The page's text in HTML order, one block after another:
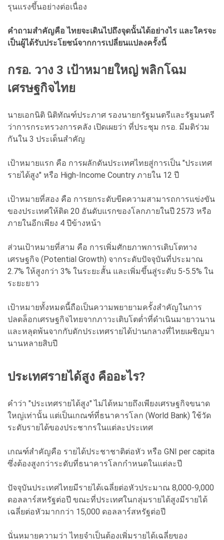
รุนแรงขึ้นอย่างต่อเนื่อง
คำถามสำคัญคือ ไทยจะเดินไปถึงจุดนั้นได้อย่างไร และใครจะ
เป็นผู้ได้รับประโยชน์จากการเปลี่ยนแปลงครั้งนี้
กรอ. วาง 3 เป้าหมายใหญ่ พลิกโฉม
เศรษฐกิจไทย
นายเอกนิติ นิติทัณฑ์ประภาศ รองนายกรัฐมนตรีและรัฐมนตรี
ว่าการกระทรวงการคลัง เปิดเผยว่า ที่ประชุม กรอ. มีมติร่วม
กันใน 3 ประเด็นสำคัญ
เป้าหมายแรก คือ การผลักดันประเทศไทยสู่การเป็น "ประเทศ
รายได้สูง" หรือ High-Income Country ภายใน 12 ปี
เป้าหมายที่สอง คือ การยกระดับขีดความสามารถการแข่งขัน
ของประเทศให้ติด 20 อันดับแรกของโลกภายในปี 2573 หรือ
ภายในอีกเพียง 4 ปีข้างหน้า
ส่วนเป้าหมายที่สาม คือ การเพิ่มศักยภาพการเติบโตทาง
เศรษฐกิจ (Potential Growth) จากระดับปัจจุบันที่ประมาณ
2.7% ให้สูงกว่า 3% ในระยะสั้น และเพิ่มขึ้นสู่ระดับ 5-5.5% ใน
ระยะยาว
เป้าหมายทั้งหมดนี้ถือเป็นความพยายามครั้งสำคัญในการ
ปลดล็อกเศรษฐกิจไทยจากภาวะเติบโตต่ำที่ดำเนินมายาวนาน
และหลุดพ้นจากกับดักประเทศรายได้ปานกลางที่ไทยเผชิญมา
นานหลายสิบปี
ประเทศรายได้สูง คืออะไร?
คำว่า "ประเทศรายได้สูง" ไม่ได้หมายถึงเพียงเศรษฐกิจขนาด
ใหญ่เท่านั้น แต่เป็นเกณฑ์ที่ธนาคารโลก (World Bank) ใช้วัด
ระดับรายได้ของประชากรในแต่ละประเทศ
เกณฑ์สำคัญคือ รายได้ประชาชาติต่อหัว หรือ GNI per capita
ซึ่งต้องสูงกว่าระดับที่ธนาคารโลกกำหนดในแต่ละปี
ปัจจุบันประเทศไทยมีรายได้เฉลี่ยต่อหัวประมาณ 8,000-9,000
ดอลลาร์สหรัฐต่อปี ขณะที่ประเทศในกลุ่มรายได้สูงมีรายได้
เฉลี่ยต่อหัวมากกว่า 15,000 ดอลลาร์สหรัฐต่อปี
นั่นหมายความว่า ไทยจำเป็นต้องเพิ่มรายได้เฉลี่ยของ